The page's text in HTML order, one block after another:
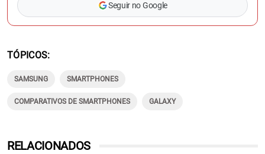
Seguir no Google
TÓPICOS
SAMSUNG SMARTPHONES
COMPARATIVOS DE SMARTPHONES GALAXY
RELACIONADOS